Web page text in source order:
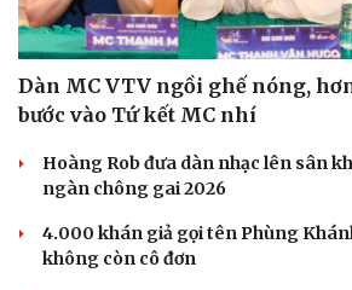
Dàn MC VTV ngồi ghế nóng,
bước vào Tứ kết MC nhí
Hoàng Rob đưa dàn nhạc lên sân
ngàn chông gai 2026
4.000 khán giả gọi tên Phùng
không còn cô đơn